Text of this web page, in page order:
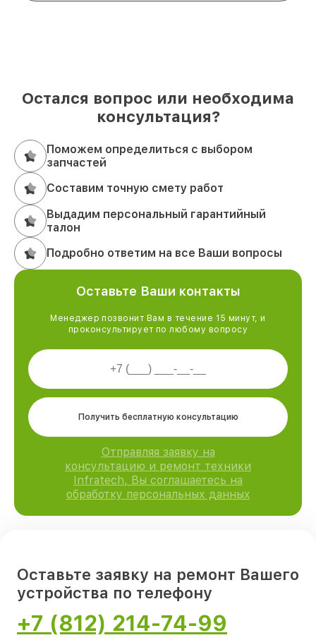
Остался вопрос или необходима
консультация?
Поможем определиться с выбором
запчастей
Составим точную смету работ
Выдадим персональный гарантийный
талон
Подробно ответим на все Ваши вопросы
Оставьте Ваши контакты
Менеджер позвонит Вам в течение 15 минут, и
проконсультирует по любому вопросу
Получить бесплатную консультацию
Отправляя заявку на
консультацию и ремонт техники
Infratech, Вы соглашаетесь на
обработку персональных данных
Оставьте заявку на ремонт Вашего
устройства по телефону
+7 (812) 214-74-99